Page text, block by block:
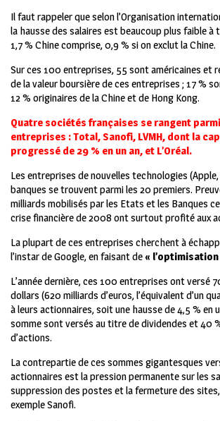
Il faut rappeler que selon l’Organisation
la hausse des salaires est beaucoup plus faible à
1,7 % Chine comprise, 0,9 % si on exclut la Chine.
Sur ces 100 entreprises, 55 sont américaines et
de la valeur boursière de ces entreprises ; 17 %
12 % originaires de la Chine et de Hong Kong.
Quatre sociétés françaises se rangent
entreprises : Total, Sanofi, LVMH, dont la
progressé de 29 % en un an, et L’Oréal.
Les entreprises de nouvelles technologies
banques se trouvent parmi les 20 premiers.
milliards mobilisés par les Etats et les Banques
crise financière de 2008 ont surtout profité aux
La plupart de ces entreprises cherchent à
l’instar de Google, en faisant de«
L’année dernière, ces 100 entreprises ont versé
dollars (620 milliards d’euros, l’équivalent d’un
à leurs actionnaires, soit une hausse de 4,5 % en
somme sont versés au titre de dividendes et 40
d’actions.
La contrepartie de ces sommes gigantesques
actionnaires est la pression permanente sur les
suppression des postes et la fermeture des
exemple Sanofi.